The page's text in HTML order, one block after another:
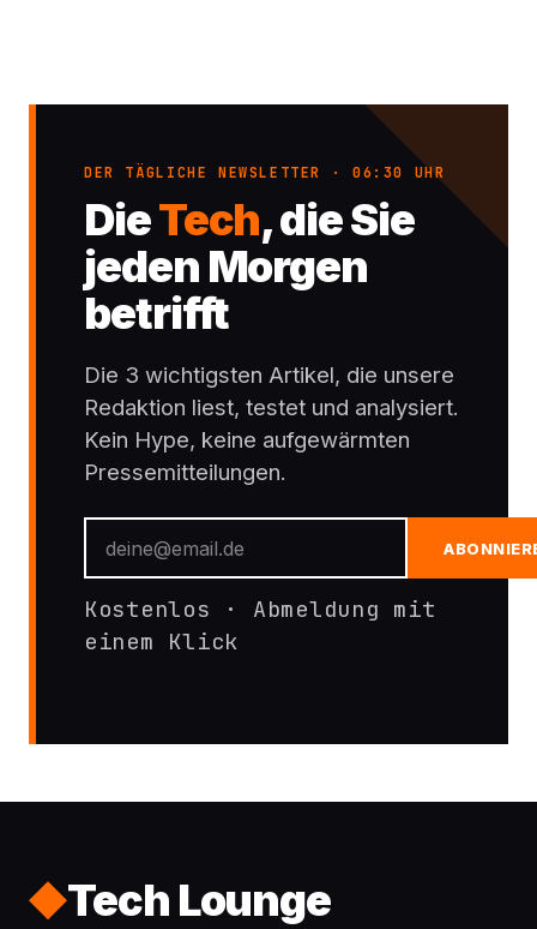
DER TÄGLICHE NEWSLETTER · 06:30 UHR
DieTech, die Sie
jeden Morgen
betrifft
Die 3 wichtigsten Artikel, die unsere
Redaktion liest, testet und analysiert.
Kein Hype, keine aufgewärmten
Pressemitteilungen.
Kostenlos · Abmeldung mit
einem Klick
Tech Lounge